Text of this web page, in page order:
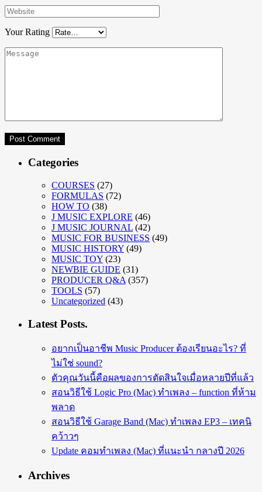
Your Rating
Categories
COURSES (27)
FORMULAS (72)
HOW TO (38)
J MUSIC EXPLORE (46)
J MUSIC JOURNAL (42)
MUSIC FOR BUSINESS (49)
MUSIC HISTORY (49)
MUSIC TOY (23)
NEWBIE GUIDE (31)
PRODUCER Q&A (357)
TOOLS (57)
Uncategorized (43)
Latest Posts.
อยากเป็นอาชีพ Music Producer ต้องเรียนอะไร? ที่
ไม่ใช่ sound?
ตัวคุณวันนี้คือผลของการตัดสินใจเมื่อหลายปีที่แล้ว
สอนวิธีใช้ Logic Pro (Mac) ทำเพลง – function ที่ห้าม
พลาด
สอนวิธีใช้ Garage Band (Mac) ทำเพลง EP3 – เทคนิ
คว้าวๆ
Update คอมทำเพลง (Mac) ที่แนะนำ กลางปี 2026
Archives